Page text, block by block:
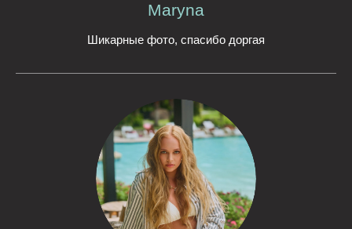
Maryna
Шикарные фото, спасибо доргая